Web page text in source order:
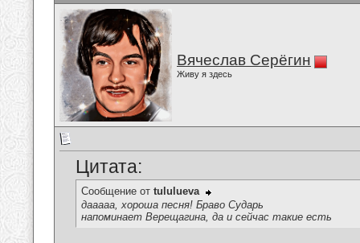
Вячеслав Серёгин
Живу я здесь
Цитата:
Сообщение от tululueva
дааааа, хороша песня! Браво Сударь
напоминает Верещагина, да и сейчас такие есть